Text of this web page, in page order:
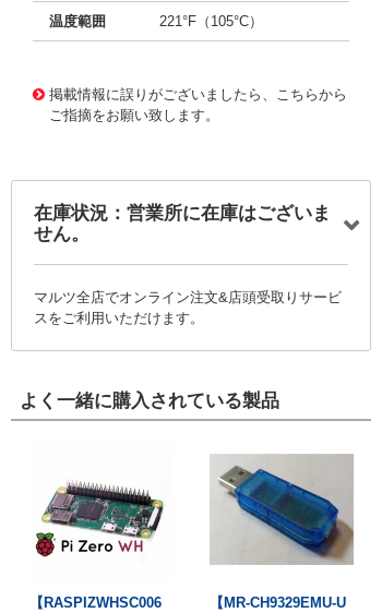
温度範囲 221°F（105°C）
掲載情報に誤りがございましたら、こちらから
ご指摘をお願い致します。
在庫状況：営業所に在庫はございま
せん。
マルツ全店でオンライン注文&店頭受取りサービ
スをご利用いただけます。
よく一緒に購入されている製品
【RASPIZWHSC006
【MR-CH9329EMU-U